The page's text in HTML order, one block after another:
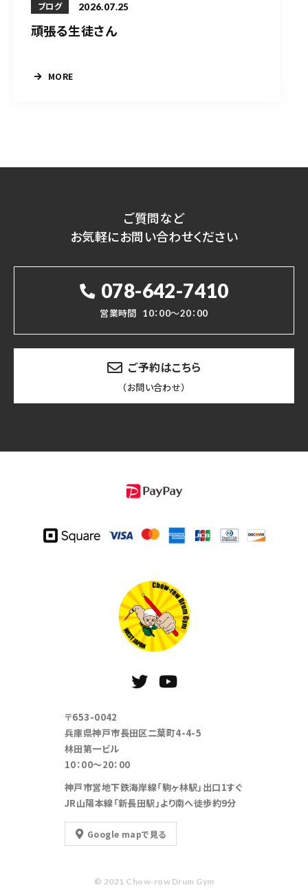
ブログ 2026.07.25
頑張る生徒さん
MORE
ご質問など
お気軽にお問い合わせください
078-642-7410
営業時間 10：00～20：00
ご予約はこちら
（お問い合わせ）
〒653-0042
兵庫県神戸市長田区二葉町4-4-5
林田第一ビル
10：00～20：00
神戸市営地下鉄海岸線「駒ヶ林駅」出口1すぐ
JR山陽本線「新長田駅」より南へ徒歩約9分
Google mapで見る
© 2021 Chow-row Drum Gym